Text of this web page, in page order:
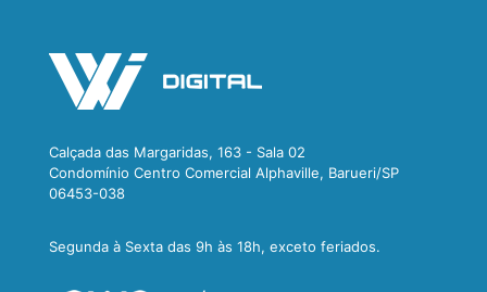
Calçada das Margaridas, 163 - Sala 02
Condomínio Centro Comercial Alphaville, Barueri/SP
06453-038
Segunda à Sexta das 9h às 18h, exceto feriados.